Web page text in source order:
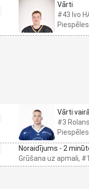
Vārti
#43 Ivo
Vārti
#3
Noraidījums - 2
Grūšana uz apmali,